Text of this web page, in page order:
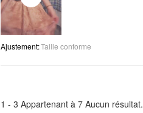
Play
Video
Ajustement:Taille conforme
1 - 3 Appartenant à 7 Aucun résultat.